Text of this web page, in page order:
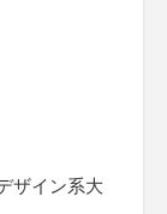
ザイン系大